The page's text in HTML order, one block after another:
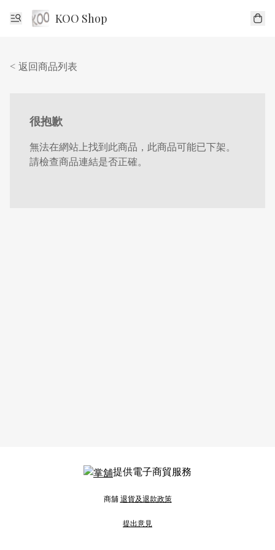
KOO Shop
< 返回商品列表
很抱歉
無法在網站上找到此商品，此商品可能已下架。
請檢查商品連結是否正確。
提供電子商貿服務
商舖退貨及退款政策
提出意見